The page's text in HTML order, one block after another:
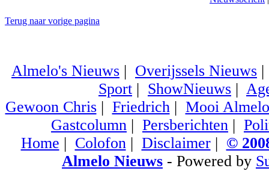
Terug naar vorige pagina
Almelo's Nieuws | Overijssels Nieuws
Sport | ShowNieuws |
Gewoon Chris| Friedrich| Mooi Almelo
Gastcolumn | Persberichten |
Home | Colofon| Disclaimer| ©
Almelo Nieuws - Powered by